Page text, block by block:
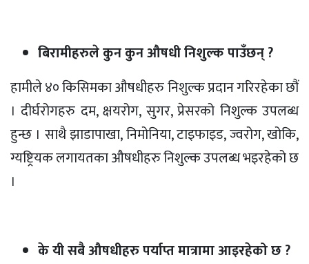
बिरामीहरुले कुन कुन औषधी निशुल्क पाउँछन् ?
हामीले ४० किसिमका औषधीहरु निशुल्क प्रदान गरिरहेका छौं
। दीर्घरोगहरु दम, क्षयरोग, सुगर, प्रेसरको निशुल्क उपलब्ध
हुन्छ । साथै झाडापाखा, निमोनिया, टाइफाइड, ज्वरोग, खोकि,
ग्यष्ट्रियक लगायतका औषधीहरु निशुल्क उपलब्ध भइरहेको छ
।
के यी सबै औषधीहरु पर्याप्त मात्रामा आइरहेको छ ?